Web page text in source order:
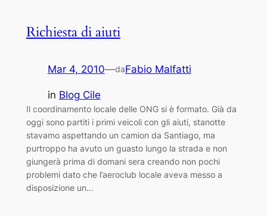
Richiesta di aiuti
Mar 4, 2010—daFabio Malfatti
in Blog Cile
Il coordinamento locale delle ONG si è formato. Già da
oggi sono partiti i primi veicoli con gli aiuti, stanotte
stavamo aspettando un camion da Santiago, ma
purtroppo ha avuto un guasto lungo la strada e non
giungerà prima di domani sera creando non pochi
problemi dato che l’aeroclub locale aveva messo a
disposizione un…